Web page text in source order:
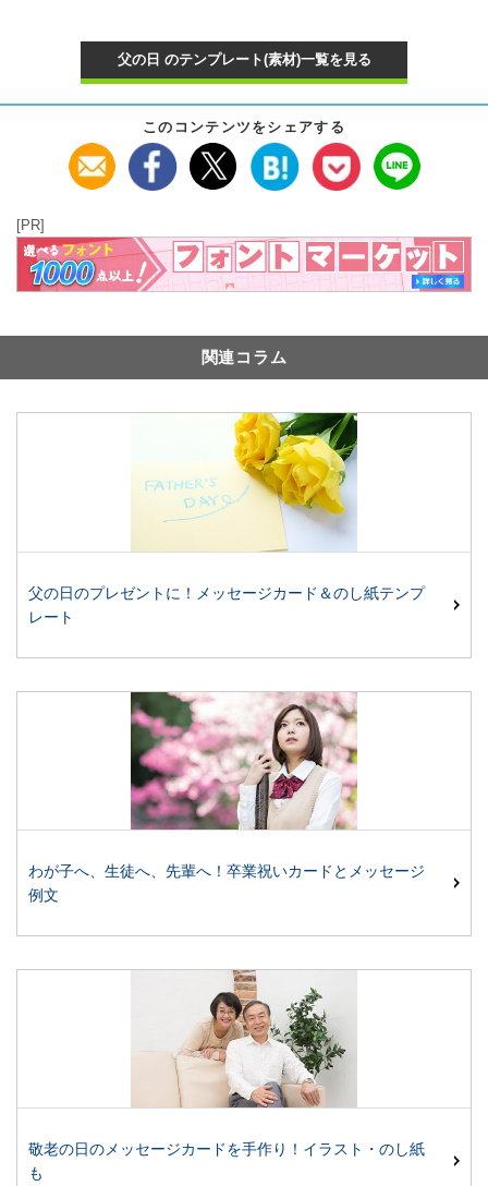
父の日 のテンプレート(素材)一覧を見る
このコンテンツをシェアする
[PR]
関連コラム
父の日のプレゼントに！メッセージカード＆のし紙テンプ
レート
わが子へ、生徒へ、先輩へ！卒業祝いカードとメッセージ
例文
敬老の日のメッセージカードを手作り！イラスト・のし紙
も